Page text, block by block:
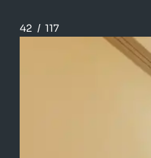
42 / 117